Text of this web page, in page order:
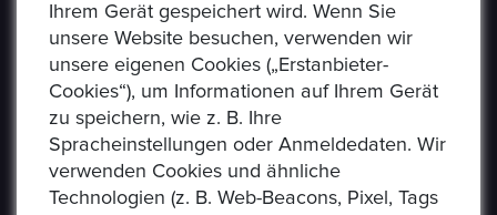
Epoxa ist eine Online-Plattform, mit der Benutzer
Münzen, Medaillen, Edelmetalle und andere
Sammlerstücke auf einer E-Auction-Plattform in den
Ihrem Gerät gespeichert wird. Wenn Sie
unsere Website besuchen, verwenden wir
unsere eigenen Cookies („Erstanbieter-
Cookies“), um Informationen auf Ihrem Gerät
zu speichern, wie z. B. Ihre
Spracheinstellungen oder Anmeldedaten. Wir
verwenden Cookies und ähnliche
Technologien (z. B. Web-Beacons, Pixel, Tags